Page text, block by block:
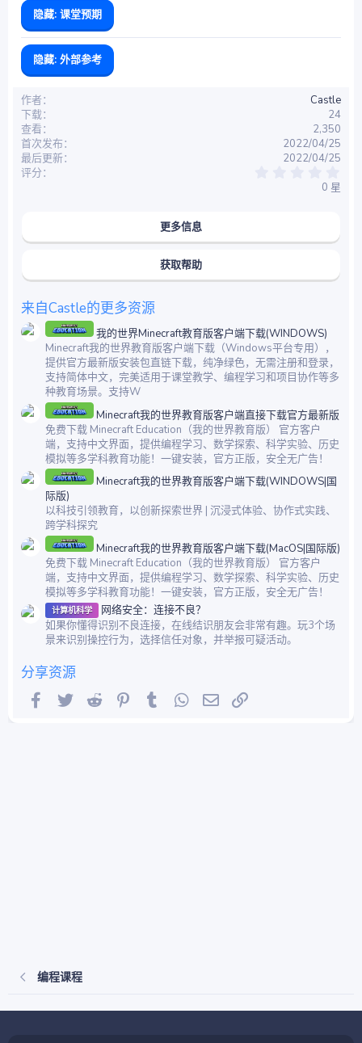
隐藏: 课堂预期
隐藏: 外部参考
作者
Castle
下载
24
查看
2,350
首次发布
2022/04/25
最后更新
2022/04/25
评分
0 星
更多信息
获取帮助
来自Castle的更多资源
我的世界Minecraft教育版客户端下载(WINDOWS)
Minecraft我的世界教育版客户端下载（Windows平台专用），
提供官方最新版安装包直链下载，纯净绿色，无需注册和登录，
支持简体中文，完美适用于课堂教学、编程学习和项目协作等多
种教育场景。支持W
Minecraft我的世界教育版客户端直接下载官方最新版
免费下载 Minecraft Education（我的世界教育版） 官方客户
端，支持中文界面，提供编程学习、数学探索、科学实验、历史
模拟等多学科教育功能！一键安装，官方正版，安全无广告！
Minecraft我的世界教育版客户端下载(WINDOWS|国
际版)
以科技引领教育，以创新探索世界 | 沉浸式体验、协作式实践、
跨学科探究
Minecraft我的世界教育版客户端下载(MacOS|国际版)
免费下载 Minecraft Education（我的世界教育版） 官方客户
端，支持中文界面，提供编程学习、数学探索、科学实验、历史
模拟等多学科教育功能！一键安装，官方正版，安全无广告！
计算机科学
网络安全：连接不良？
如果你懂得识别不良连接，在线结识朋友会非常有趣。玩3个场
景来识别操控行为，选择信任对象，并举报可疑活动。
分享资源
Facebook
Twitter Reddit Pinterest
Tumblr WhatsApp
邮件
编程课程